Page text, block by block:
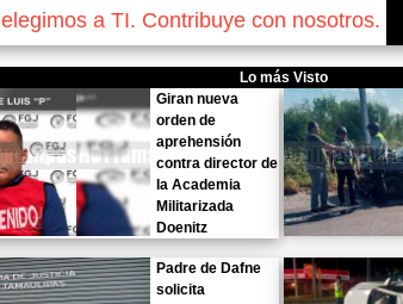
elegimos a TI. Contribuye con nosotros.
Lo más Visto
Giran nueva
orden de
aprehensión
contra director de
la Academia
Militarizada
Doenitz
Padre de Dafne
solicita